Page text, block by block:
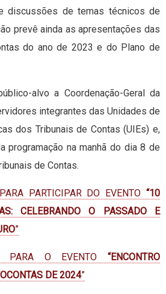
discussões de temas técnicos de
prevê ainda as apresentações das
do ano de 2023 e do Plano de
alvo a Coordenação-Geral da
integrantes das Unidades de
dos Tribunais de Contas (UIEs) e,
programação na manhã do dia 8 de
de Contas.
PARTICIPAR DO EVENTO “10
CELEBRANDO O PASSADO E
”
PARA O EVENTO “ENCONTRO
DE 2024”